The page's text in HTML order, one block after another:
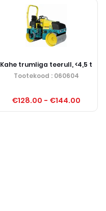
Kahe trumliga teerull, <4,5 t
Tootekood : 060604
€128.00 - €144.00